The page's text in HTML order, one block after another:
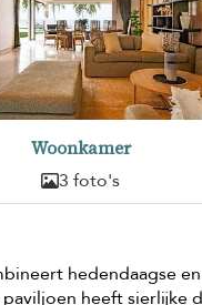
Woonkamer
3 foto's
hedendaagse
heeft sierlijke